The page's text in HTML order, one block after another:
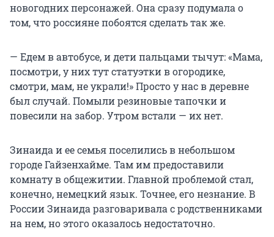
новогодних персонажей. Она сразу подумала о
том, что россияне побоятся сделать так же.
— Едем в автобусе, и дети пальцами тычут: «Мама,
посмотри, у них тут статуэтки в огородике,
смотри, мам, не украли!» Просто у нас в деревне
был случай. Помыли резиновые тапочки и
повесили на забор. Утром встали — их нет.
Зинаида и ее семья поселились в небольшом
городе Гайзенхайме. Там им предоставили
комнату в общежитии. Главной проблемой стал,
конечно, немецкий язык. Точнее, его незнание. В
России Зинаида разговаривала с родственниками
на нем, но этого оказалось недостаточно.